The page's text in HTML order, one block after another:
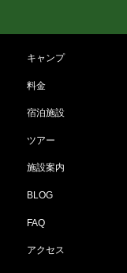
キャンプ
料金
宿泊施設
ツアー
施設案内
BLOG
FAQ
アクセス